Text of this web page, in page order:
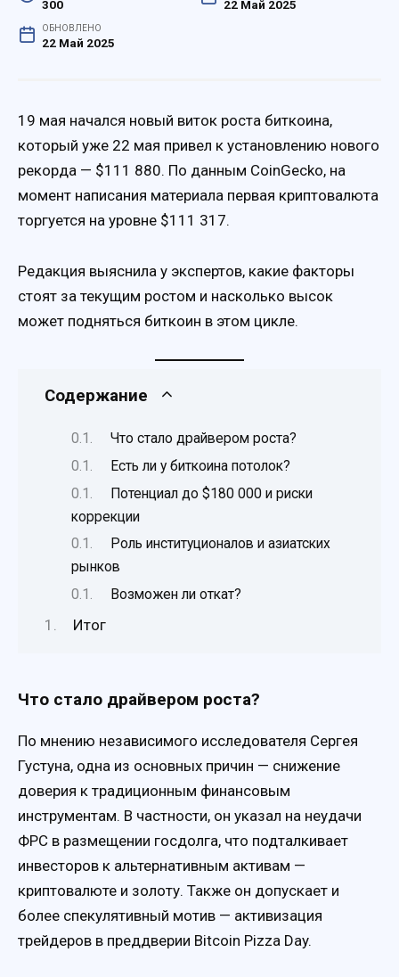
300 22 Май 2025
ОБНОВЛЕНО
22 Май 2025
19 мая начался новый виток роста биткоина,
который уже 22 мая привел к установлению нового
рекорда — $111 880. По данным CoinGecko, на
момент написания материала первая криптовалюта
торгуется на уровне $111 317.
Редакция выяснила у экспертов, какие факторы
стоят за текущим ростом и насколько высок
может подняться биткоин в этом цикле.
Содержание
Что стало драйвером роста?
Есть ли у биткоина потолок?
Потенциал до $180 000 и риски
коррекции
Роль институционалов и азиатских
рынков
Возможен ли откат?
Итог
Что стало драйвером роста?
По мнению независимого исследователя Сергея
Густуна, одна из основных причин — снижение
доверия к традиционным финансовым
инструментам. В частности, он указал на неудачи
ФРС в размещении госдолга, что подталкивает
инвесторов к альтернативным активам —
криптовалюте и золоту. Также он допускает и
более спекулятивный мотив — активизация
трейдеров в преддверии Bitcoin Pizza Day.